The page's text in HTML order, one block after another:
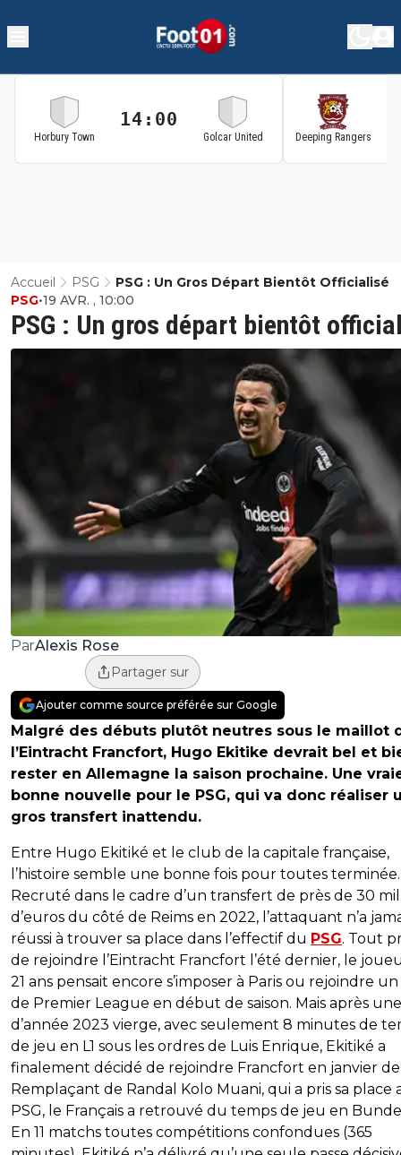
Horbury Town
14:00
Golcar United Deeping Rangers
Accueil PSG PSG : Un Gros Départ Bientôt Officialisé
PSG : Un gros départ bientôt
PSG•19 AVR. , 10:00
ParAlexis Rose
Partager sur
Ajouter comme source préférée sur Google
Malgré des débuts plutôt neutres sous le maillot
l’Eintracht Francfort, Hugo Ekitike devrait bel et
rester en Allemagne la saison prochaine. Une
bonne nouvelle pour le PSG, qui va donc réaliser
gros transfert inattendu.
Entre Hugo Ekitiké et le club de la capitale française,
l’histoire semble une bonne fois pour toutes terminée.
Recruté dans le cadre d’un transfert de près de 30
d’euros du côté de Reims en 2022, l’attaquant n’a
réussi à trouver sa place dans l’effectif du PSG. Tout
de rejoindre l’Eintracht Francfort l’été dernier, le
21 ans pensait encore s’imposer à Paris ou rejoindre
de Premier League en début de saison. Mais après
d’année 2023 vierge, avec seulement 8 minutes de
de jeu en L1 sous les ordres de Luis Enrique, Ekitiké a
finalement décidé de rejoindre Francfort en janvier
Remplaçant de Randal Kolo Muani, qui a pris sa place
PSG, le Français a retrouvé du temps de jeu en
En 11 matchs toutes compétitions confondues (365